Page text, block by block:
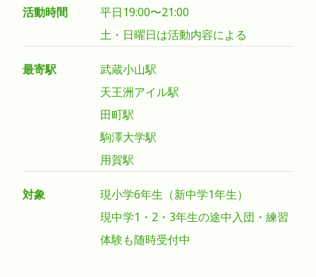
活動時間
平日19:00〜21:00
土・日曜日は活動内容による
最寄駅
武蔵小山駅
天王洲アイル駅
田町駅
駒澤大学駅
用賀駅
対象
現小学6年生（新中学1年生）
現中学1・2・3年生の途中入団・練習
体験も随時受付中